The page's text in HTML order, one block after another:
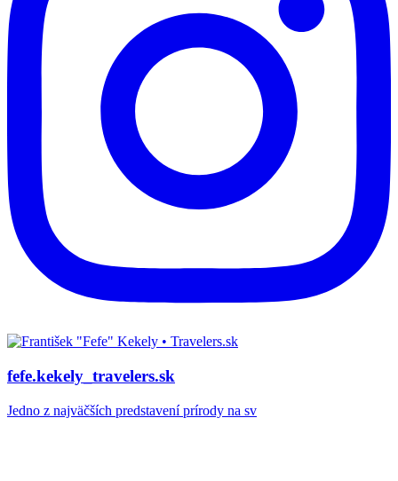
fefe.kekely_travelers.sk
Jedno z najväčších predstavení prírody na sv